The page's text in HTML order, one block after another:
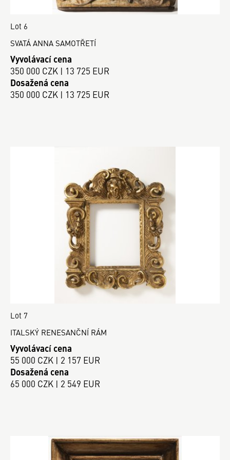
Lot 6
SVATÁ ANNA SAMOTŘETÍ
Vyvolávací cena
350 000 CZK | 13 725 EUR
Dosažená cena
350 000 CZK | 13 725 EUR
Lot 7
ITALSKÝ RENESANČNÍ RÁM
Vyvolávací cena
55 000 CZK | 2 157 EUR
Dosažená cena
65 000 CZK | 2 549 EUR